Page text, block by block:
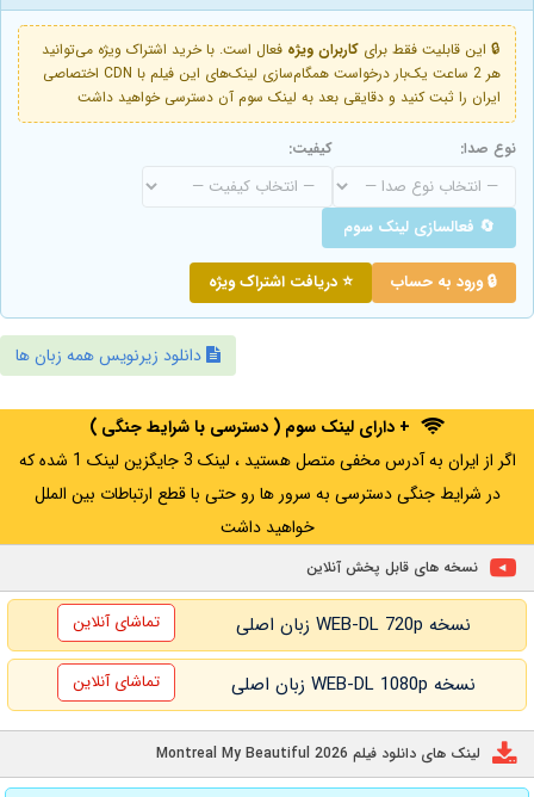
🔒 این قابلیت فقط برای کاربران ویژه فعال است. با خرید اشتراک ویژه می‌توانید
هر 2 ساعت یک‌بار درخواست همگام‌سازی لینک‌های این فیلم با CDN اختصاصی
ایران را ثبت کنید و دقایقی بعد به لینک سوم آن دسترسی خواهید داشت
نوع صدا: کیفیت:
🔄 فعالسازی لینک سوم
🔒 ورود به حساب ⭐ دریافت اشتراک ویژه
دانلود زیرنویس همه زبان ها
+ دارای لینک سوم ( دسترسی با شرایط جنگی )
اگر از ایران به آدرس مخفی متصل هستید ، لینک 3 جایگزین لینک 1 شده که
در شرایط جنگی دسترسی به سرور ها رو حتی با قطع ارتباطات بین الملل
خواهید داشت
نسخه های قابل پخش آنلاین
نسخه WEB-DL 720p زبان اصلی تماشای آنلاین
نسخه WEB-DL 1080p زبان اصلی تماشای آنلاین
لینک های دانلود فیلم Montreal My Beautiful 2026